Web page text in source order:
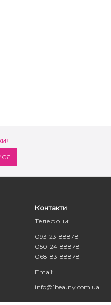
Контакти
Телефони:
093-23-88878
050-24-88878
068-83-88878
Email:
info@1beauty.com.ua